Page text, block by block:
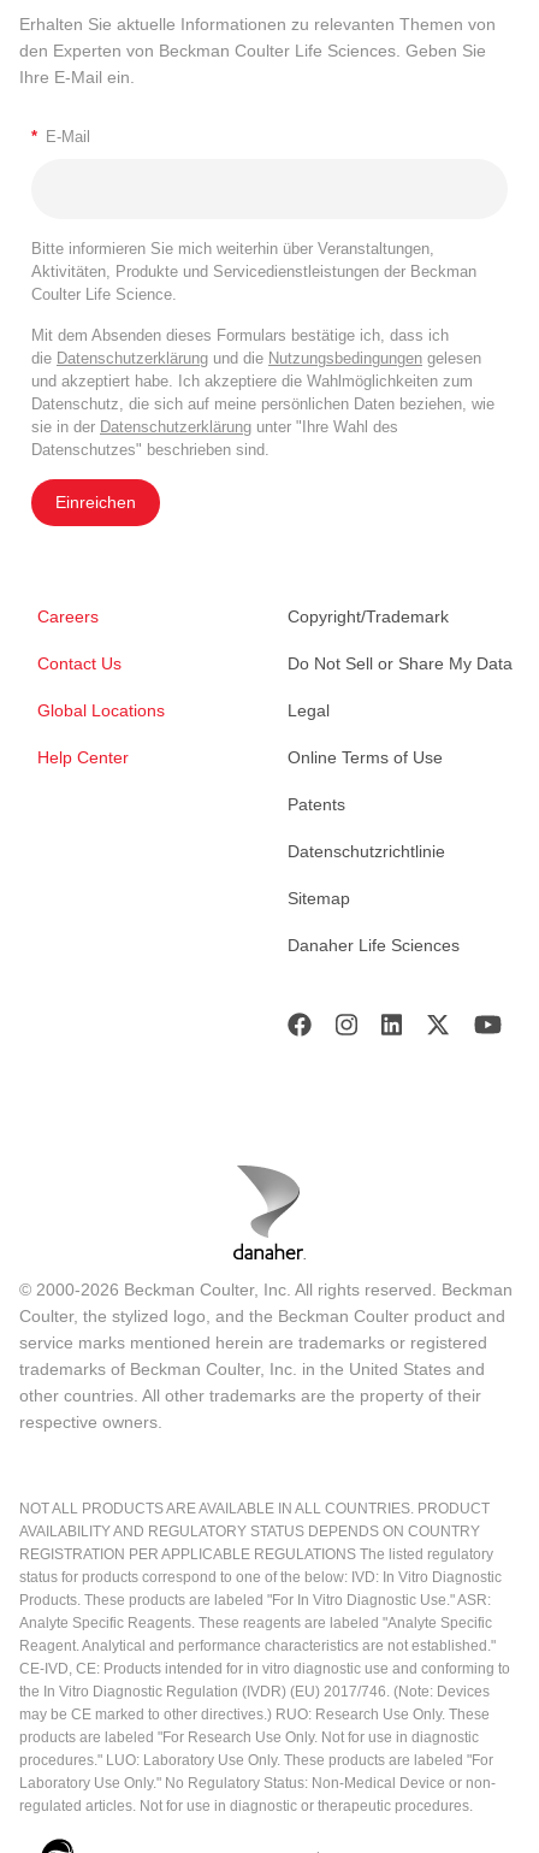
Erhalten Sie aktuelle Informationen zu relevanten Themen von
den Experten von Beckman Coulter Life Sciences. Geben Sie
Ihre E-Mail ein.
* E-Mail
Bitte informieren Sie mich weiterhin über Veranstaltungen,
Aktivitäten, Produkte und Servicedienstleistungen der Beckman
Coulter Life Science.
Mit dem Absenden dieses Formulars bestätige ich, dass ich
die Datenschutzerklärung und die Nutzungsbedingungen gelesen
und akzeptiert habe. Ich akzeptiere die Wahlmöglichkeiten zum
Datenschutz, die sich auf meine persönlichen Daten beziehen, wie
sie in der Datenschutzerklärung unter "Ihre Wahl des
Datenschutzes" beschrieben sind.
Einreichen
Careers
Contact Us
Global Locations
Help Center
Copyright/Trademark
Do Not Sell or Share My Data
Legal
Online Terms of Use
Patents
Datenschutzrichtlinie
Sitemap
Danaher Life Sciences
© 2000-2026 Beckman Coulter, Inc. All rights reserved. Beckman
Coulter, the stylized logo, and the Beckman Coulter product and
service marks mentioned herein are trademarks or registered
trademarks of Beckman Coulter, Inc. in the United States and
other countries. All other trademarks are the property of their
respective owners.
NOT ALL PRODUCTS ARE AVAILABLE IN ALL COUNTRIES. PRODUCT
AVAILABILITY AND REGULATORY STATUS DEPENDS ON COUNTRY
REGISTRATION PER APPLICABLE REGULATIONS The listed regulatory
status for products correspond to one of the below: IVD: In Vitro Diagnostic
Products. These products are labeled "For In Vitro Diagnostic Use." ASR:
Analyte Specific Reagents. These reagents are labeled "Analyte Specific
Reagent. Analytical and performance characteristics are not established."
CE-IVD, CE: Products intended for in vitro diagnostic use and conforming to
the In Vitro Diagnostic Regulation (IVDR) (EU) 2017/746. (Note: Devices
may be CE marked to other directives.) RUO: Research Use Only. These
products are labeled "For Research Use Only. Not for use in diagnostic
procedures." LUO: Laboratory Use Only. These products are labeled "For
Laboratory Use Only." No Regulatory Status: Non-Medical Device or non-
regulated articles. Not for use in diagnostic or therapeutic procedures.